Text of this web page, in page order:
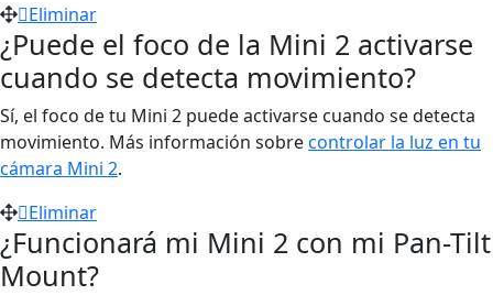
Eliminar
¿Puede el foco de la Mini 2 activarse
cuando se detecta movimiento?
Sí, el foco de tu Mini 2 puede activarse cuando se detecta
movimiento. Más información sobrecontrolar la luz en tu
cámara Mini 2.
Eliminar
¿Funcionará mi Mini 2 con mi Pan-Tilt
Mount?